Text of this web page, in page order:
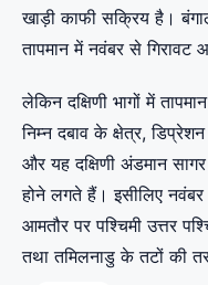
खाड़ी काफी सक्रिय है।
तापमान में नवंबर से गिरावट
लेकिन दक्षिणी भागों में
निम्न दबाव के क्षेत्र,
और यह दक्षिणी अंडमान
होने लगते हैं। इसीलिए
आमतौर पर पश्चिमी उत्तर
तथा तमिलनाडु के तटों की